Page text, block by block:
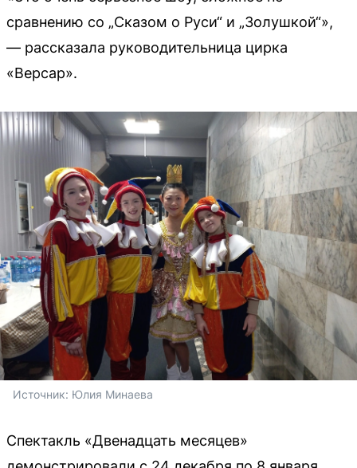
сравнению со „Сказом о Руси“ и „Золушкой“»,
— рассказала руководительница цирка
«Версар».
Источник: Юлия Минаева
Спектакль «Двенадцать месяцев»